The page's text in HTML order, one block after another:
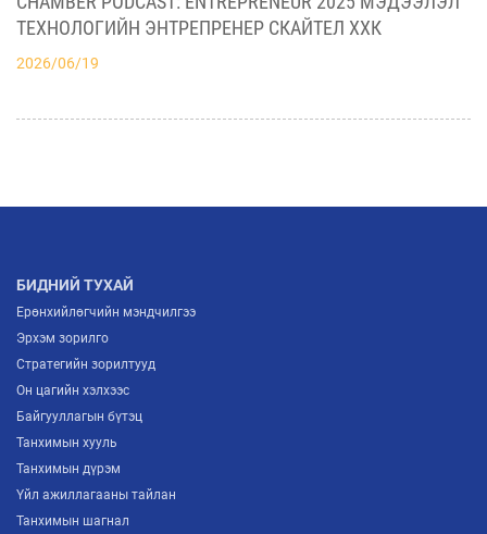
БАЙГУУЛЛАГАТАЙ ХАМТЫН АЖИЛЛААГАА
ЭХЛҮҮЛНЭ
2026/07/06
БИЗНЕСИЙН ХАМТЫН АЖИЛЛАГААНЫ ШИНЭ
АЖ ҮЙЛДВЭРИЙН САЛБАРЫН ИРЭЭДҮЙГ
ТЕХНОЛОГИЙН ЭНТРЕПРЕНЕР СКАЙТЕЛ ХХК
2026/06/19
БИДНИЙ ТУХАЙ
Ерөнхийлөгчийн мэндчилгээ
Эрхэм зорилго
Стратегийн зорилтууд
Он цагийн хэлхээс
Байгууллагын бүтэц
Танхимын хууль
Танхимын дүрэм
Үйл ажиллагааны тайлан
Танхимын шагнал